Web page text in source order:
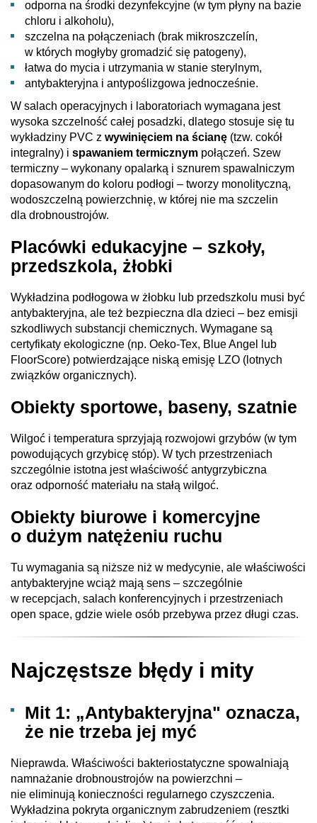
odporna na środki dezynfekcyjne (w tym płyny na bazie
chloru i alkoholu),
szczelna na połączeniach (brak mikroszczelín,
w których mogłyby gromadzić się patogeny),
łatwa do mycia i utrzymania w stanie sterylnym,
antybakteryjna i antypoślizgowa jednocześnie.
W salach operacyjnych i laboratoriach wymagana jest
wysoka szczelność całej posadzki, dlatego stosuje się tu
wykładziny PVC z wywinięciem na ścianę (tzw. cokół
integralny) i spawaniem termicznym połączeń. Szew
termiczny – wykonany opalarką i sznurem spawalniczym
dopasowanym do koloru podłogi – tworzy monolityczną,
wodoszczelną powierzchnię, w której nie ma szczelin
dla drobnoustrojów.
Placówki edukacyjne – szkoły,
przedszkola, żłobki
Wykładzina podłogowa w żłobku lub przedszkolu musi być
antybakteryjna, ale też bezpieczna dla dzieci – bez emisji
szkodliwych substancji chemicznych. Wymagane są
certyfikaty ekologiczne (np. Oeko-Tex, Blue Angel lub
FloorScore) potwierdzające niską emisję LZO (lotnych
związków organicznych).
Obiekty sportowe, baseny, szatnie
Wilgoć i temperatura sprzyjają rozwojowi grzybów (w tym
powodujących grzybicę stóp). W tych przestrzeniach
szczególnie istotna jest właściwość antygrzybiczna
oraz odporność materiału na stałą wilgoć.
Obiekty biurowe i komercyjne
o dużym natężeniu ruchu
Tu wymagania są niższe niż w medycynie, ale właściwości
antybakteryjne wciąż mają sens – szczególnie
w recepcjach, salach konferencyjnych i przestrzeniach
open space, gdzie wiele osób przebywa przez długi czas.
Najczęstsze błędy i mity
Mit 1: „Antybakteryjna" oznacza,
że nie trzeba jej myć
Nieprawda. Właściwości bakteriostatyczne spowalniają
namnażanie drobnoustrojów na powierzchni –
nie eliminują konieczności regularnego czyszczenia.
Wykładzina pokryta organicznym zabrudzeniem (resztki